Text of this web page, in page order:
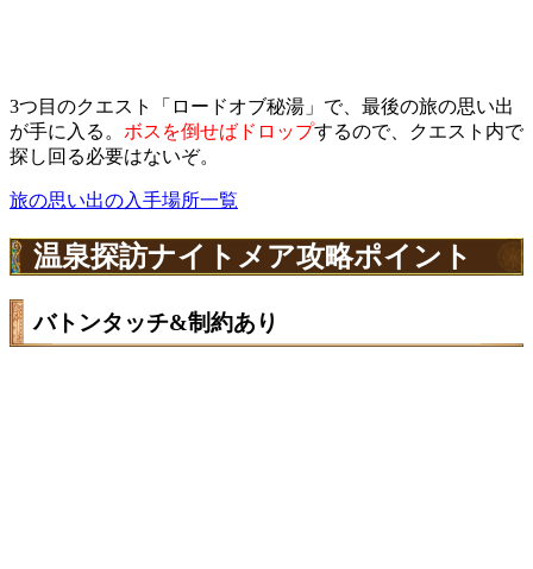
3つ目のクエスト「ロードオブ秘湯」で、最後の旅の思い出
が手に入る。 ボスを倒せばドロップするので、クエスト内で
探し回る必要はないぞ。
旅の思い出の入手場所一覧
温泉探訪ナイトメア攻略ポイント
バトンタッチ&制約あり